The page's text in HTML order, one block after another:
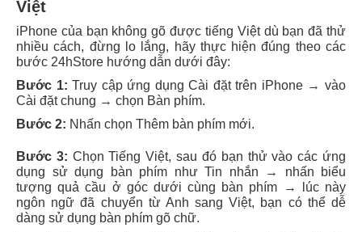
Việt
iPhone của bạn không gõ được tiếng Việt dù bạn đã thử
nhiều cách, đừng lo lắng, hãy thực hiện đúng theo các
bước 24hStore hướng dẫn dưới đây:
Bước 1: Truy cập ứng dụng Cài đặt trên iPhone → vào
Cài đặt chung → chọn Bàn phím.
Bước 2: Nhấn chọn Thêm bàn phím mới.
Bước 3: Chọn Tiếng Việt, sau đó bạn thử vào các ứng
dụng sử dụng bàn phím như Tin nhắn → nhấn biểu
tượng quả cầu ở góc dưới cùng bàn phím → lúc này
ngôn ngữ đã chuyển từ Anh sang Việt, bạn có thể dễ
dàng sử dụng bàn phím gõ chữ.